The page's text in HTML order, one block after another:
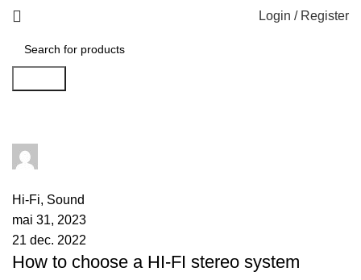
Login / Register
Hi-Fi, Sound
mai 31, 2023
21 dec. 2022
How to choose a HI-FI stereo system